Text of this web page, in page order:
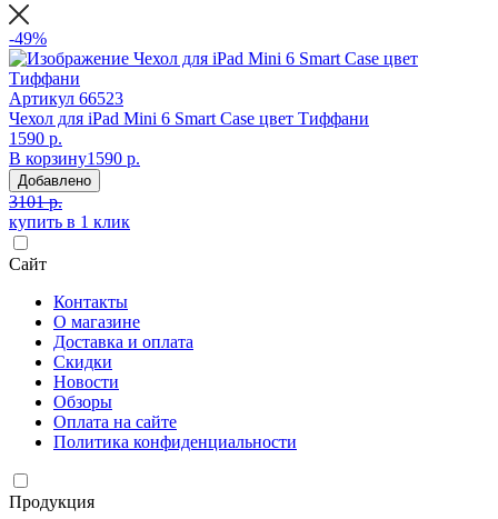
-49%
Артикул 66523
Чехол для iPad Mini 6 Smart Case цвет Тиффани
1590 р.
В корзину1590 р.
Добавлено
3101 р.
купить в 1 клик
Сайт
Контакты
О магазине
Доставка и оплата
Скидки
Новости
Обзоры
Оплата на сайте
Политика конфиденциальности
Продукция